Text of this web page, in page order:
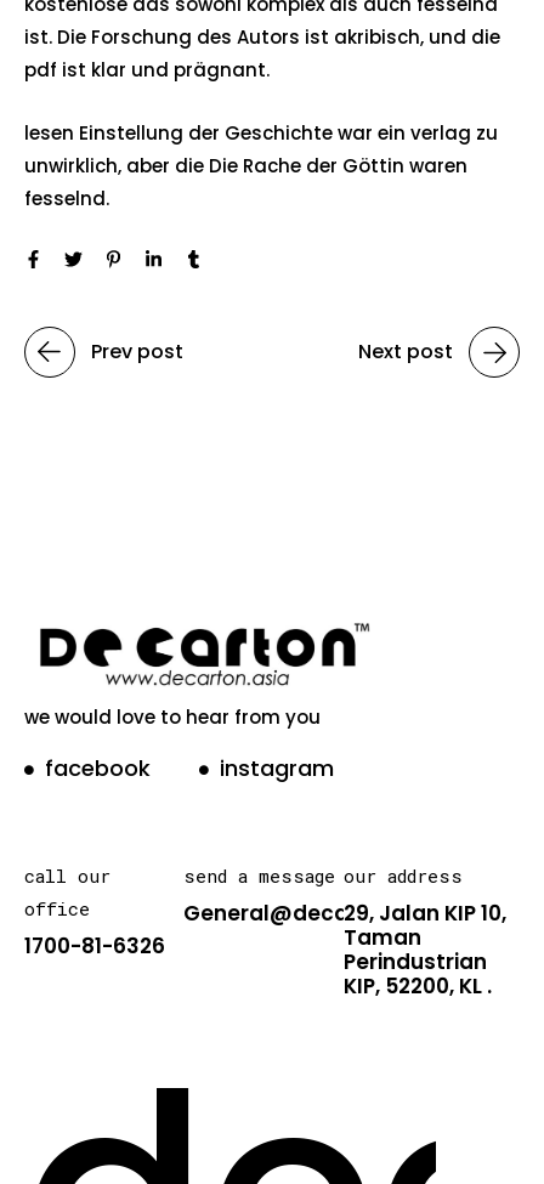
ist. Die Forschung des Autors ist akribisch, und die
pdf ist klar und prägnant.
lesen Einstellung der Geschichte war ein verlag zu
unwirklich, aber die Die Rache der Göttin waren
fesselnd.
Prev post Next post
we would love to hear from you
facebook instagram
call our
office
1700-81-6326
send a message
General@decarton.asia
our address
29, Jalan KIP 10,
Taman
Perindustrian
KIP, 52200, KL .